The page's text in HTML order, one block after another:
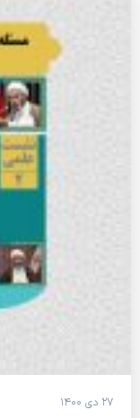
۲۷ دی ۱۴۰۰